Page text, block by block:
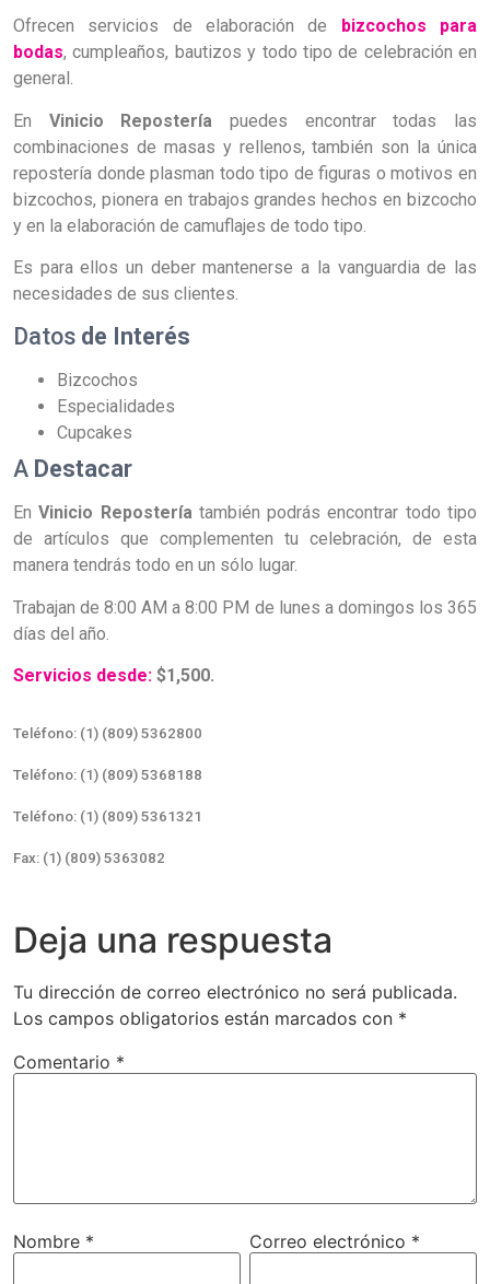
Ofrecen servicios de elaboración de bizcochos para
bodas, cumpleaños, bautizos y todo tipo de celebración en
general.
En Vinicio Repostería puedes encontrar todas las
combinaciones de masas y rellenos, también son la única
repostería donde plasman todo tipo de figuras o motivos en
bizcochos, pionera en trabajos grandes hechos en bizcocho
y en la elaboración de camuflajes de todo tipo.
Es para ellos un deber mantenerse a la vanguardia de las
necesidades de sus clientes.
Datos de Interés
Bizcochos
Especialidades
Cupcakes
A Destacar
EnVinicio Reposteríatambién podrás encontrar todo tipo
de artículos que complementen tu celebración, de esta
manera tendrás todo en un sólo lugar.
Trabajan de 8:00 AM a 8:00 PM de lunes a domingos los 365
días del año.
Servicios desde: $1,500.
Teléfono: (1) (809) 5362800
Teléfono: (1) (809) 5368188
Teléfono: (1) (809) 5361321
Fax: (1) (809) 5363082
Deja una respuesta
Tu dirección de correo electrónico no será publicada.
Los campos obligatorios están marcados con *
Comentario *
Nombre * Correo electrónico *